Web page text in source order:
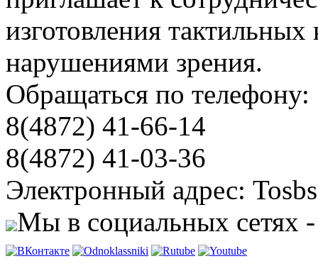
изготовления
нарушениями зрения.
Обращаться по телефону:
8(4872) 41-66-14
8(4872) 41-03-36
Электронный адрес:
Мы в социальных сетях